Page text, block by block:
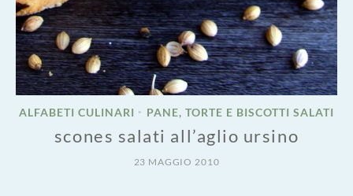
ALFABETI CULINARI • PANE, TORTE E BISCOTTI SALATI
scones salati all’aglio ursino
23 MAGGIO 2010